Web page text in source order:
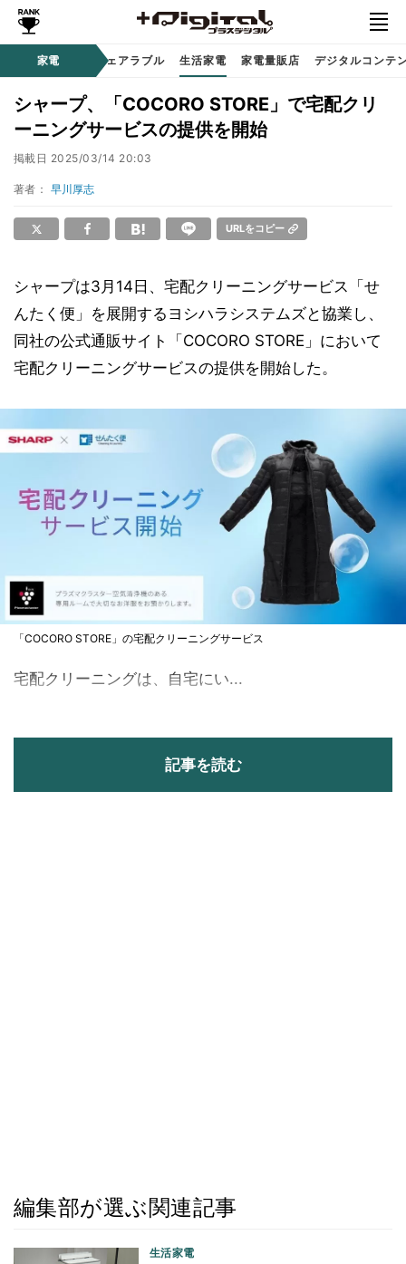
家電
ディオ 時計 / ウェアラブル 生活家電 家電量販店 デジタルコンテ
シャープ、「COCORO STORE」で宅配クリ
ーニングサービスの提供を開始
掲載日 2025/03/14 20:03
著者： 早川厚志
URLをコピー
シャープは3月14日、宅配クリーニングサービス「せ
んたく便」を展開するヨシハラシステムズと協業し、
同社の公式通販サイト「COCORO STORE」において
宅配クリーニングサービスの提供を開始した。
「COCORO STORE」の宅配クリーニングサービス
宅配クリーニングは、自宅にい...
記事を読む
編集部が選ぶ関連記事
生活家電